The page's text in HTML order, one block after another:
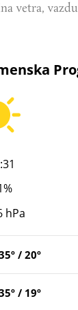
vetra,
hPa
/ 20º
/ 19º